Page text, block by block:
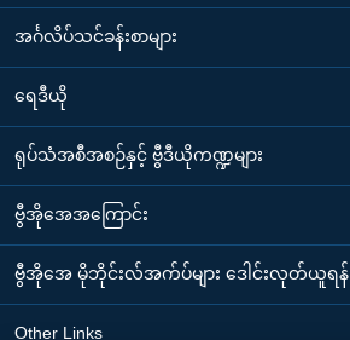
အင်္ဂလိပ်သင်ခန်းစာများ
ရေဒီယို
ရုပ်သံအစီအစဉ်နှင့် ဗွီဒီယိုကဏ္ဍများ
ဗွီအိုအေအကြောင်း
ဗွီအိုအေ မိုဘိုင်းလ်အက်ပ်များ ဒေါင်းလုတ်ယူရန်
Other Links